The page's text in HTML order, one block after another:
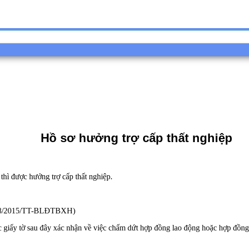
Hồ sơ hưởng trợ cấp thất nghiệp
được hưởng trợ cấp thất nghiệp.
2015/TT-BLĐTBXH)
giấy tờ sau đây xác nhận về việc chấm dứt hợp đồng lao động hoặc hợp